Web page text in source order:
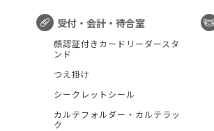
受付・会計・待合室
顔認証付きカードリーダースタ
ンド
つえ掛け
シークレットシール
カルテフォルダー・カルテラッ
ク